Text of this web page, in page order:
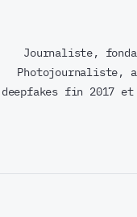
Journaliste,
Photojournaliste,
deepfakes fin 2017